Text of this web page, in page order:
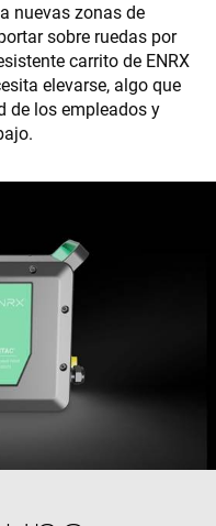
nuevas zonas de
sobre ruedas por
carrito de ENRX
elevarse, algo que
de los empleados y